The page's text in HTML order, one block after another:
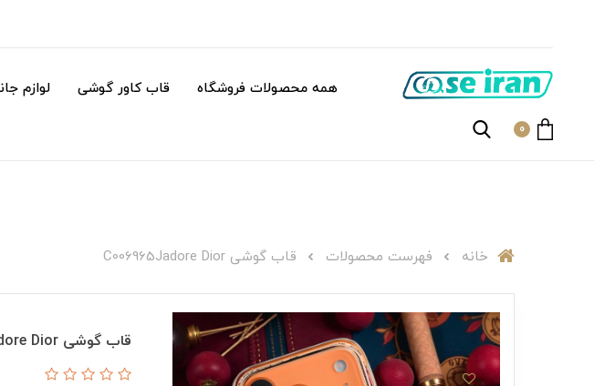
همه محصولات فروشگاه قاب کاور گوشی لوازم
0
خانه فهرست محصولات قاب گوشی C006965Jadore Dior
قاب گوشی C006965Jadore Dior